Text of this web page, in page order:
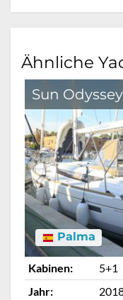
Ähnliche
Sun Odyssey
Palma
Kabinen: 5+1
Jahr: